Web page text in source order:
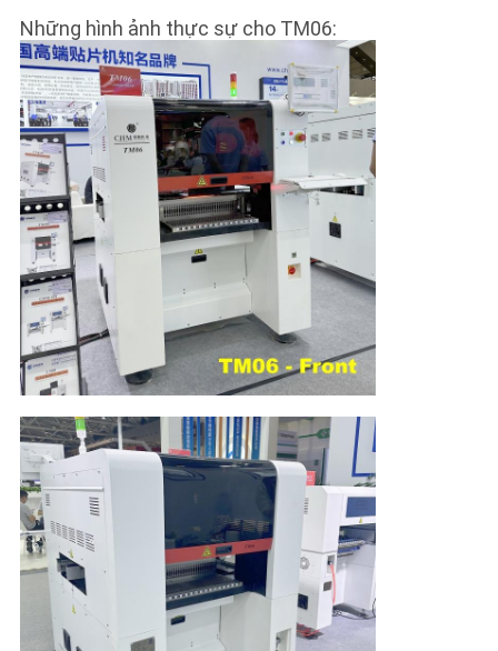
Những hình ảnh thực sự cho TM06: